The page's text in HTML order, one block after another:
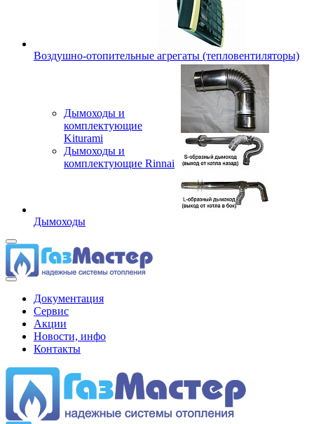
Воздушно-отопительные агрегаты (тепловентиляторы)
Дымоходы и
комплектующие
Kiturami
Дымоходы и
комплектующие Rinnai
Дымоходы
Документация
Сервис
Акции
Новости, инфо
Контакты